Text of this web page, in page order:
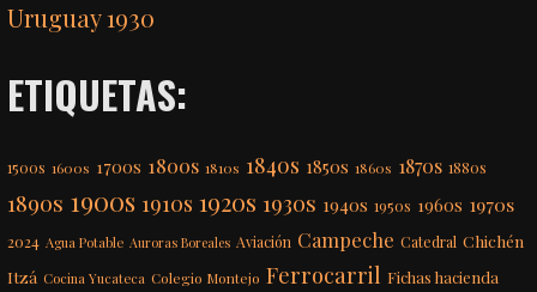
Uruguay 1930
ETIQUETAS:
1500s 1600s 1700s 1800s 1810s 1840s 1850s 1860s 1870s 1880s
1890s 1900s 1910s 1920s 1930s 1940s 1950s 1960s 1970s
2024 Agua Potable Auroras Boreales Aviación Campeche Catedral Chichén
Itzá Cocina Yucateca Colegio Montejo Ferrocarril Fichas hacienda